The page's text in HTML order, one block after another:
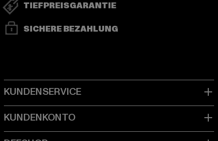
TIEFPREISGARANTIE
SICHERE BEZAHLUNG